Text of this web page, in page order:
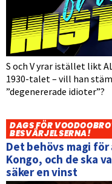
S och V yrar istället likt
1930-talet – vill han
”degenererade idioter”?
DAGS FÖR
BESVÄRJELSERNA!
Det behövs magi
Kongo, och de ska
säker en vinst